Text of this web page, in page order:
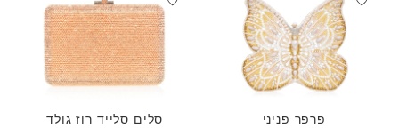
פרפר פניני סלים סלייד רוז גולד